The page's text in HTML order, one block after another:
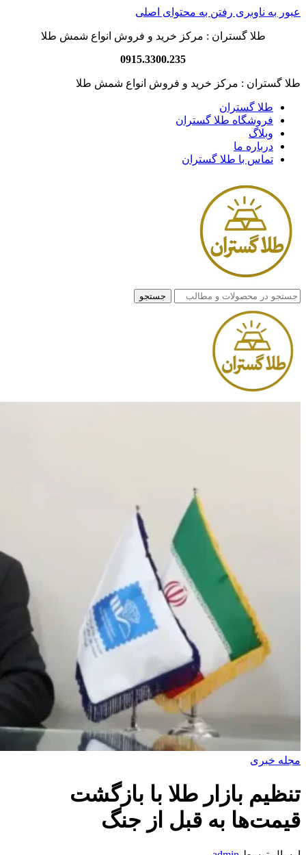
عبور به ناوبری رفتن به محتوای اصلی
طلا گستران : مرکز خرید و فروش انواع شمش طلا
0915.3300.235
طلا گستران : مرکز خرید و فروش انواع شمش طلا
طلا گستران
فروشگاه طلا گستران
وبلاگ
درباره ما
تماس با طلا گستران
جستجو
مجله خبری
تنظیم بازار طلا با بازگشت
قیمت‌ها به قبل از جنگ